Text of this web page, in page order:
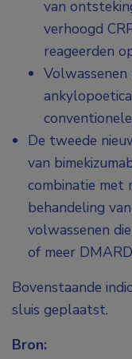
van
verhoogd
reageerden
De tweede
van
combinatie met
behandeling
volwassenen
of meer
Bovenstaande
sluis geplaatst.
Bron: